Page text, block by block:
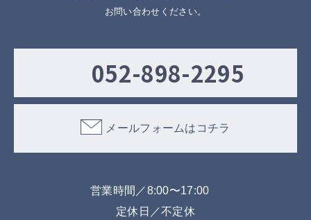
お問い合わせください。
052-898-2295
メールフォームはコチラ
営業時間／8:00〜17:00
定休日／不定休